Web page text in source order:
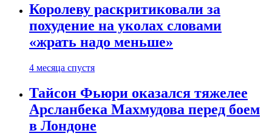
Королеву раскритиковали за
похудение на уколах словами
«жрать надо меньше»
4 месяца спустя
Тайсон Фьюри оказался тяжелее
Арсланбека Махмудова перед боем
в Лондоне